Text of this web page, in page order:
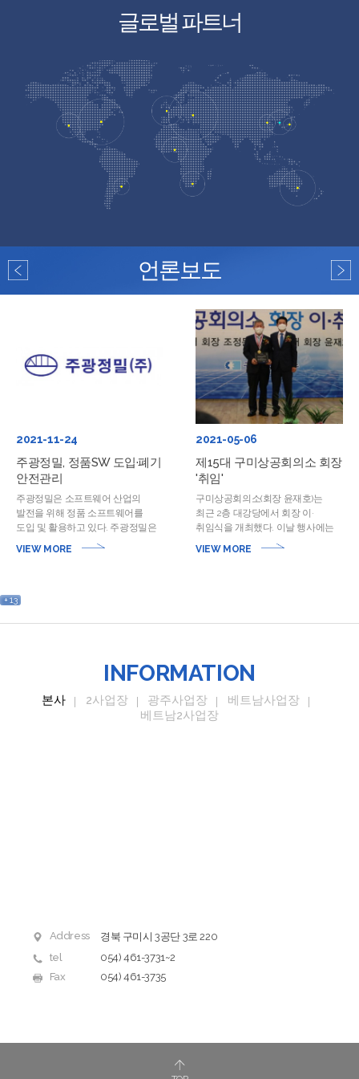
글로벌 파트너
언론보도
2021-11-24
주광정밀, 정품SW 도입·폐기
안전관리
주광정밀은 소프트웨어 산업의
발전을 위해 정품 소프트웨어를
도입 및 활용하고 있다. 주광정밀은
금형 제조 등 주형 및 금형
제조업체다. 자동차·전자·반도체·
VIEW MORE
+13
2021-05-06
제15대 구미상공회의소 회장
'취임'
구미상공회의소(회장 윤재호)는
최근 2층 대강당에서 회장 이·
취임식을 개최했다. 이날 행사에는
조정문 명예회장, 임종식
경상북도교육감, 장세용 구미시장,
VIEW MORE
INFORMATION
본사 2사업장 광주사업장
베트남사업장
베트남2사업장
Address
경북 구미시 3공단 3로 220
tel
054) 461-3731~2
Fax
054) 461-3735